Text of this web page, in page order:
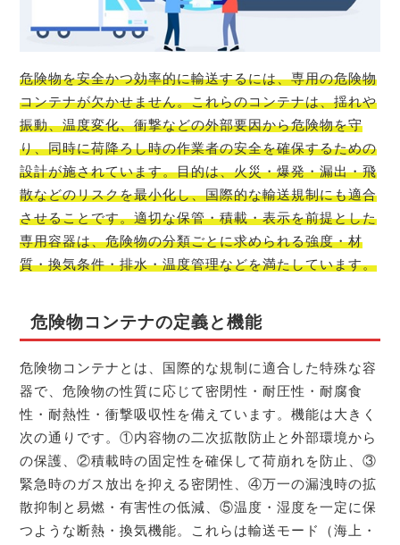
危険物を安全かつ効率的に輸送するには、専用の危険物
コンテナが欠かせません。これらのコンテナは、揺れや
振動、温度変化、衝撃などの外部要因から危険物を守
り、同時に荷降ろし時の作業者の安全を確保するための
設計が施されています。目的は、火災・爆発・漏出・飛
散などのリスクを最小化し、国際的な輸送規制にも適合
させることです。適切な保管・積載・表示を前提とした
専用容器は、危険物の分類ごとに求められる強度・材
質・換気条件・排水・温度管理などを満たしています。
危険物コンテナの定義と機能
危険物コンテナとは、国際的な規制に適合した特殊な容
器で、危険物の性質に応じて密閉性・耐圧性・耐腐食
性・耐熱性・衝撃吸収性を備えています。機能は大きく
次の通りです。①内容物の二次拡散防止と外部環境から
の保護、②積載時の固定性を確保して荷崩れを防止、③
緊急時のガス放出を抑える密閉性、④万一の漏洩時の拡
散抑制と易燃・有害性の低減、⑤温度・湿度を一定に保
つような断熱・換気機能。これらは輸送モード（海上・